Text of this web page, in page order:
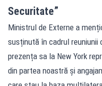
Securitate”
Ministrul de Externe a
susținută în cadrul reuniunii
prezența sa la New York
din partea noastră și